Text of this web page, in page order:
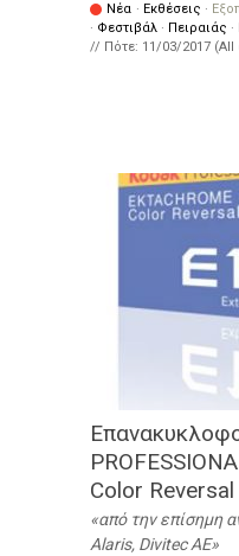
Νέα · Εκθέσεις ·
· Φεστιβάλ · Πειραιάς ·
// Πότε: 11/03/2017 (All
Color
από την επίσημη
Alaris, Divitec AE